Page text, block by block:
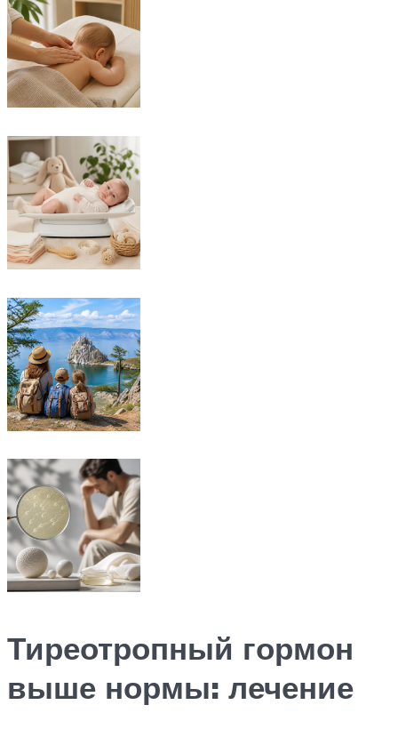
Тиреотропный гормон
выше нормы: лечение